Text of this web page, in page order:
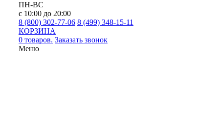
ПН-ВС
с 10:00 до 20:00
8 (800) 302-77-06 8 (499) 348-15-11
КОРЗИНА
0 товаров. Заказать звонок
Меню